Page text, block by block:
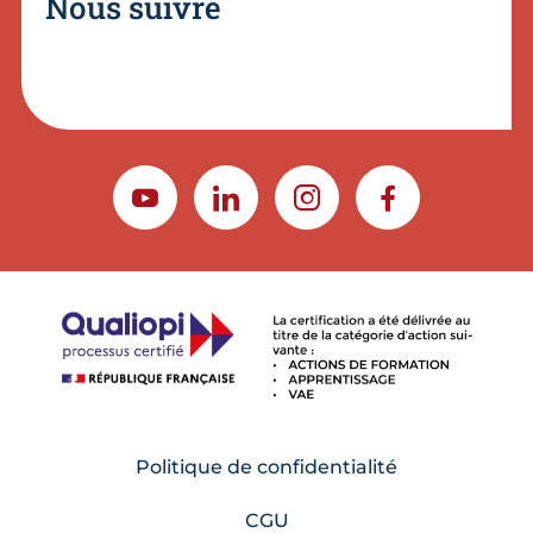
YOUTUBELINKEDININSTAGRAMFACEBOOK
Politique de confidentialité
CGU